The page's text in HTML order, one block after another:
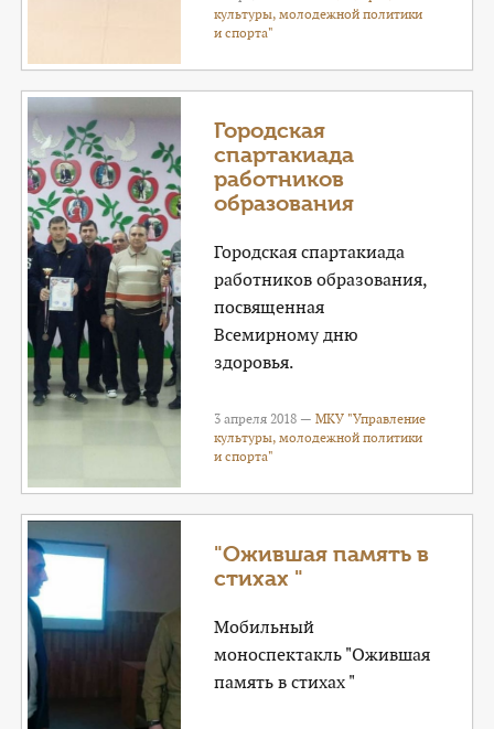
культуры, молодежной политики
и спорта"
Городская
спартакиада
работников
образования
Городская спартакиада
работников образования,
посвященная
Всемирному дню
здоровья.
3 апреля 2018 —МКУ "Управление
культуры, молодежной политики
и спорта"
"Ожившая память в
стихах "
Мобильный
моноспектакль "Ожившая
память в стихах "